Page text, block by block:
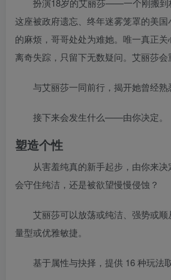
扮演18岁的艾丽莎——一个刚搬到
这座被政府遗忘、终年迷雾笼罩的美
的麻烦，哥哥处处为难她。唯一真正
离奇失踪，只留下无数疑问。艾丽莎会
与艾丽莎一同前行，揭开她曾经熟
接下来会发生什么——由你决定。
塑造个性
从害羞纯真的新手起步，由你来
会守住纯洁，还是被欲望慢慢侵蚀？
艾丽莎可以放荡或纯洁、强势或
量型或优雅敏捷。
基于属性与抉择，提供 16 种玩法取